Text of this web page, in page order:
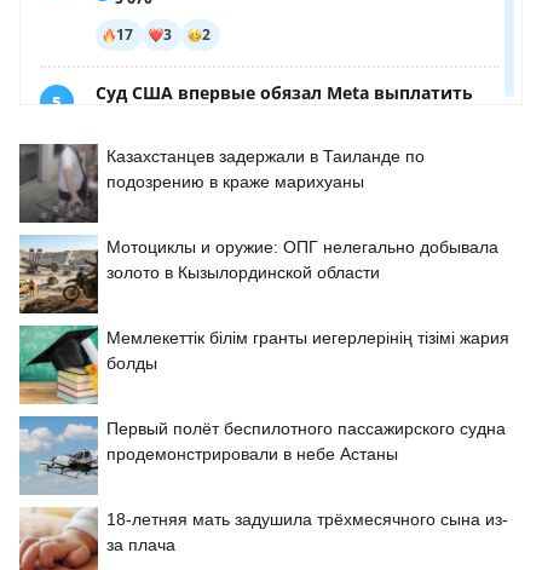
Казахстанцев задержали в Таиланде по
подозрению в краже марихуаны
Мотоциклы и оружие: ОПГ нелегально добывала
золото в Кызылординской области
Мемлекеттік білім гранты иегерлерінің тізімі жария
болды
Первый полёт беспилотного пассажирского судна
продемонстрировали в небе Астаны
18-летняя мать задушила трёхмесячного сына из-
за плача